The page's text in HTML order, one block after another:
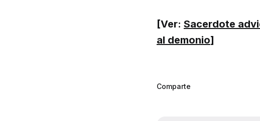
[Ver: Sacerdote
al demonio]
Comparte